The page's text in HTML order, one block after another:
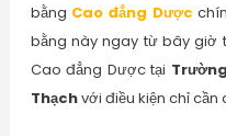
bằng Cao đẳng Dược
bằng này ngay từ bây giờ
Cao đẳng Dược tại
Thạchvới điều kiện chỉ cần